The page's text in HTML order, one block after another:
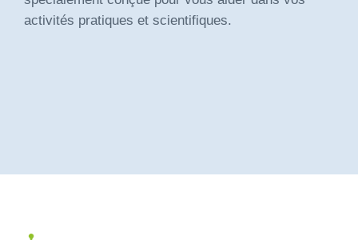
activités pratiques et scientifiques.